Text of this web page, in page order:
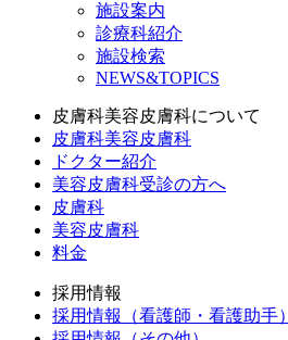
施設案内
診療科紹介
施設検索
NEWS&TOPICS
皮膚科美容皮膚科について
皮膚科美容皮膚科
ドクター紹介
美容皮膚科受診の方へ
皮膚科
美容皮膚科
料金
採用情報
採用情報（看護師・看護助手）